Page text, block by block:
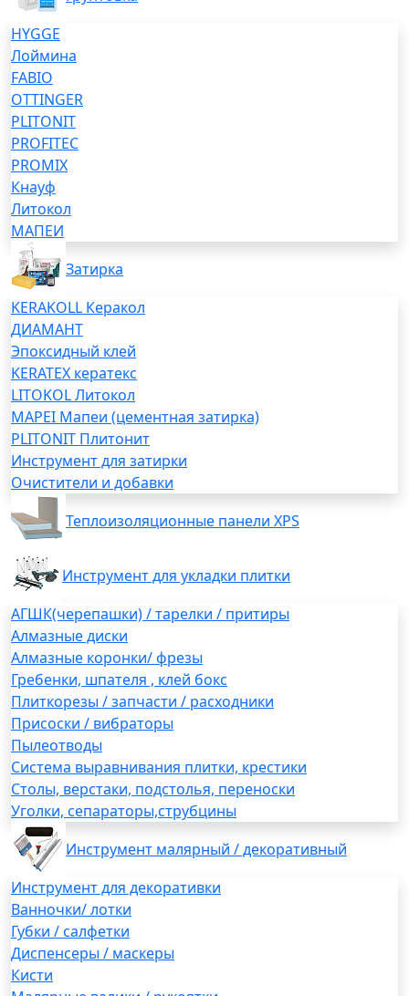
HYGGE
Лоймина
FABIO
OTTINGER
PLITONIT
PROFITEC
PROMIX
Кнауф
Литокол
МАПЕИ
Затирка
KERAKOLL Керакол
ДИАМАНТ
Эпоксидный клей
KERATEX кератекс
LITOKOL Литокол
MAPEI Мапеи (цементная затирка)
PLITONIT Плитонит
Инструмент для затирки
Очистители и добавки
Теплоизоляционные панели XPS
Инструмент для укладки плитки
АГШК(черепашки) / тарелки / притиры
Алмазные диски
Алмазные коронки/ фрезы
Гребенки, шпателя , клей бокс
Плиткорезы / запчасти / расходники
Присоски / вибраторы
Пылеотводы
Система выравнивания плитки, крестики
Столы, верстаки, подстолья, переноски
Уголки, сепараторы,струбцины
Инструмент малярный / декоративный
Инструмент для декоративки
Ванночки/ лотки
Губки / салфетки
Диспенсеры / маскеры
Кисти